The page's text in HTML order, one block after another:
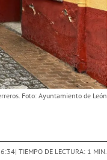
Foto: Ayuntamiento de León
| TIEMPO DE LECTURA: 1 MIN.